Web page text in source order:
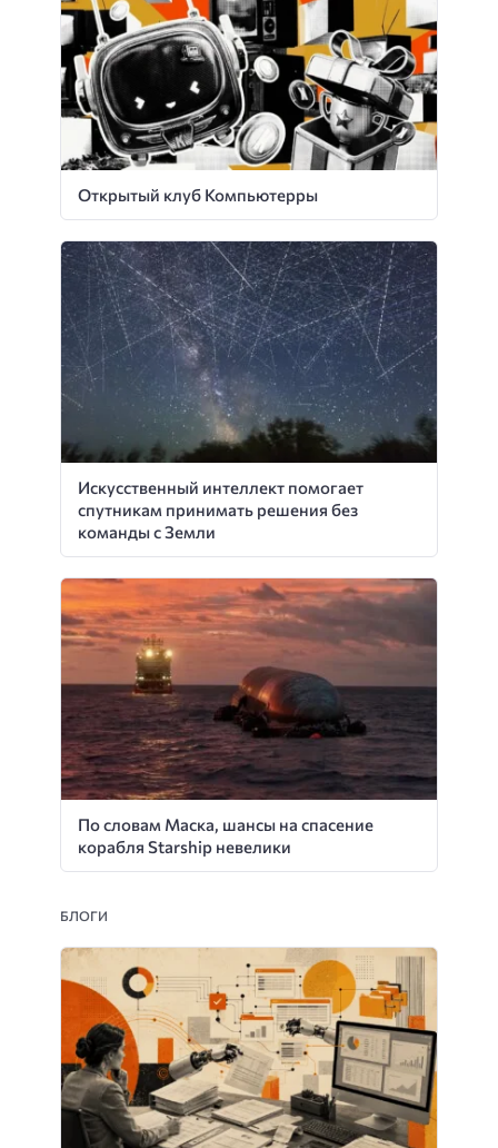
Открытый клуб Компьютерры
Искусственный интеллект помогает
спутникам принимать решения без
команды с Земли
По словам Маска, шансы на спасение
корабля Starship невелики
БЛОГИ